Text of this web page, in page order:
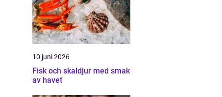
10 juni 2026
Fisk och skaldjur med smak
av havet